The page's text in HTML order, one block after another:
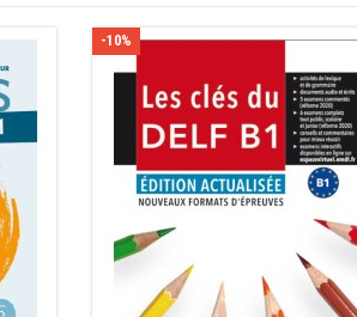
-10%